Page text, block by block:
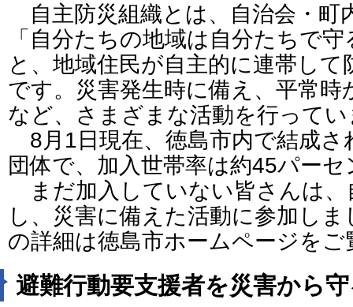
自主防災組織とは、自治会・町
「自分たちの地域は自分たちで
と、地域住民が自主的に連帯し
です。災害発生時に備え、平常時
など、さまざまな活動を行って
8月1日現在、徳島市内で結成さ
団体で、加入世帯率は約45パー
まだ加入していない皆さんは、
し、災害に備えた活動に参加し
の詳細は徳島市ホームページを
避難行動要支援者を災害から